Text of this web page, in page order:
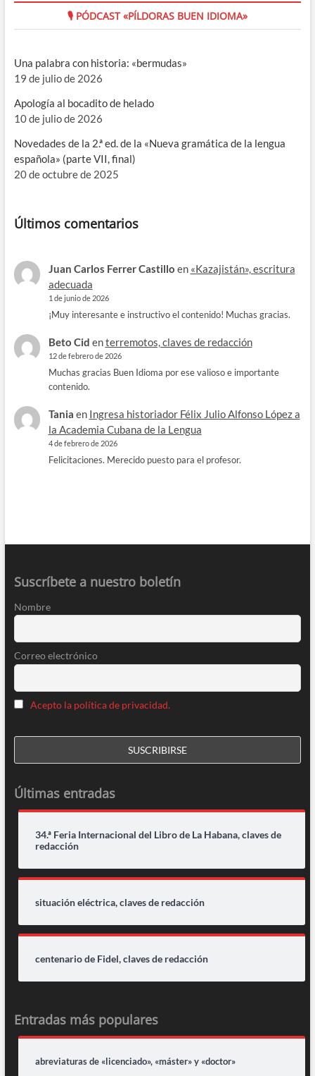
🎙 PÓDCAST «PÍLDORAS BUEN IDIOMA»
Una palabra con historia: «bermudas»
19 de julio de 2026
Apología al bocadito de helado
10 de julio de 2026
Novedades de la 2.ª ed. de la «Nueva gramática de la lengua
española» (parte VII, final)
20 de octubre de 2025
Últimos comentarios
Juan Carlos Ferrer Castillo en «Kazajistán», escritura
adecuada
1 de junio de 2026
¡Muy interesante e instructivo el contenido! Muchas gracias.
Beto Cid enterremotos, claves de redacción
12 de febrero de 2026
Muchas gracias Buen Idioma por ese valioso e importante
contenido.
Tania en Ingresa historiador Félix Julio Alfonso López a
la Academia Cubana de la Lengua
4 de febrero de 2026
Felicitaciones. Merecido puesto para el profesor.
Suscríbete a nuestro boletín
Nombre
Correo electrónico
Acepto la política de privacidad.
Últimas entradas
34.ª Feria Internacional del Libro de La Habana, claves de
redacción
situación eléctrica, claves de redacción
centenario de Fidel, claves de redacción
Entradas más populares
abreviaturas de «licenciado», «máster» y «doctor»